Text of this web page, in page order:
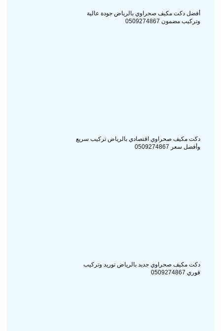
أفضل دكت مكيف صحراوي بالرياض جودة عالية
وتركيب مضمون 0509274867
دكت مكيف صحراوي اقتصادي بالرياض تركيب سريع
وأفضل سعر 0509274867
دكت مكيف صحراوي جديد بالرياض توريد وتركيب
فوري 0509274867